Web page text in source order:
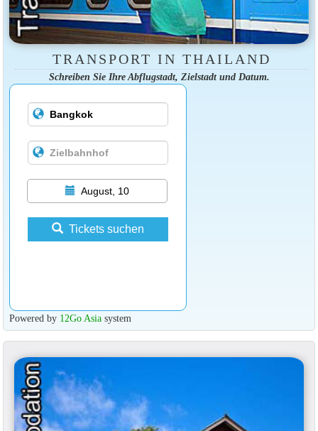
TRANSPORT IN THAILAND
Schreiben Sie Ihre Abflugstadt, Zielstadt und Datum.
August, 10
Tickets suchen
Powered by 12Go Asiasystem